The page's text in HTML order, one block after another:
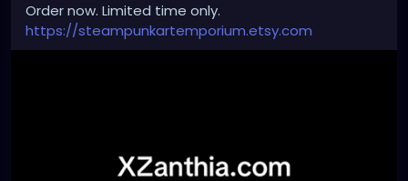
Order now. Limited time only.
https://steampunkartemporium.etsy.com